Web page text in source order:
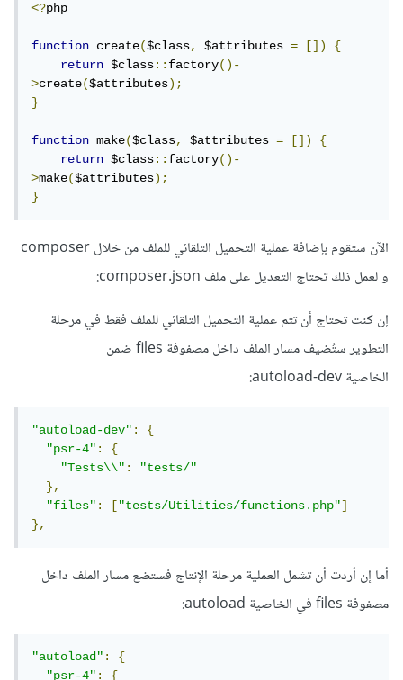
<?php
function create($class, $attributes = [])
{
return $class::factory()-
>create($attributes);
}
function make($class, $attributes = [])
{
return $class::factory()-
>make($attributes);
}
الآن ستقوم بإضافة عملية التحميل التلقائي للملف من خلال composer
و لعمل ذلك تحتاج التعديل على ملف composer.json:
إن كنت تحتاج أن تتم عملية التحميل التلقائي للملف فقط في مرحلة
التطوير ستُضيف مسار الملف داخل مصفوفة files ضمن
الخاصية autoload-dev:
"autoload-dev":
{
"psr-4":
{
"Tests\\":
"tests/"
},
"files": ["tests/Utilities/functions.php"]
},
أما إن أردت أن تشمل العملية مرحلة الإنتاج فستضع مسار الملف داخل
مصفوفة files في الخاصية autoload:
"autoload":
{
"psr-4":
{